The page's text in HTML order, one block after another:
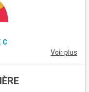
C
Voir plus